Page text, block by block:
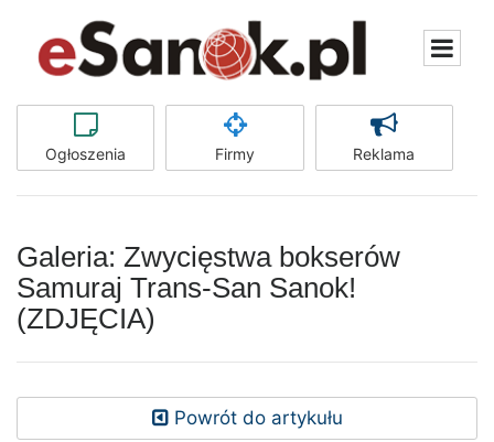
Ogłoszenia Firmy Reklama
Galeria: Zwycięstwa bokserów
Samuraj Trans-San Sanok!
(ZDJĘCIA)
Powrót do artykułu